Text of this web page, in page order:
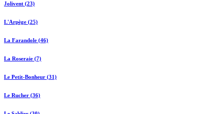
Jolivent (23)
L'Arpège (25)
La Farandole (46)
La Roseraie (7)
Le Petit-Bonheur (31)
Le Rucher (36)